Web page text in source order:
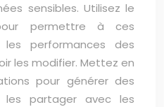
sensibles. Utilisez le
permettre à ces
performances des
les modifier. Mettez en
pour générer des
les partager avec les